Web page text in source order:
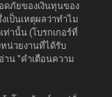
ดภัยของเงินทุนของ
ป็นเหตุผลว่าทำไม
ท่านั้น (โบรกเกอร์ที่
น่วยงานที่ได้รับ
าน "คำเตือนความ